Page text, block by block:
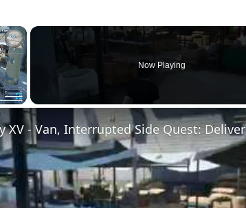
×
Fullscreen
Now Playing